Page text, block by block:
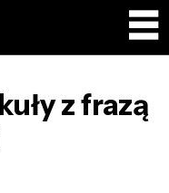
z frazą